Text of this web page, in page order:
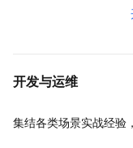
开发与运维
集结各类场景实战经验